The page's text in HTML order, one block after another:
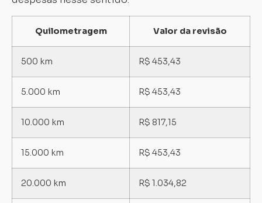
Quilometragem Valor da revisão
500 km R$ 453,43
5.000 km R$ 453,43
10.000 km R$ 817,15
15.000 km R$ 453,43
20.000 km R$ 1.034,82